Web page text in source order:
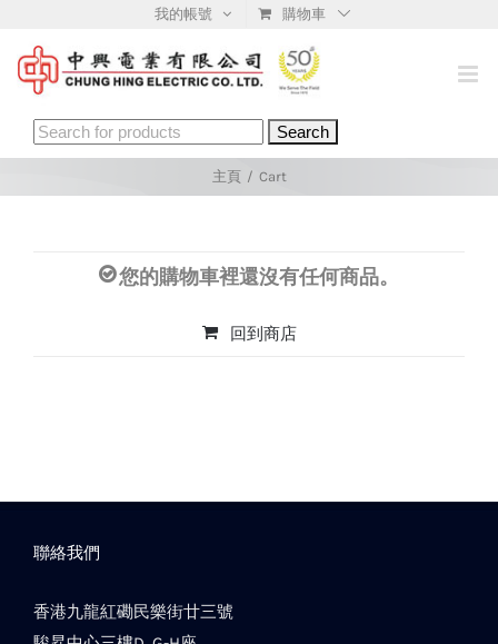
content
我的帳號 購物車
Search
for:
主頁 / Cart
您的購物車裡還沒有任何商品。
回到商店
聯絡我們
香港九龍紅磡民樂街廿三號